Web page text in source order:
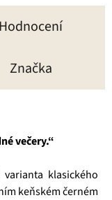
Hodnocení
Značka
večery.“
klasického
keňském černém